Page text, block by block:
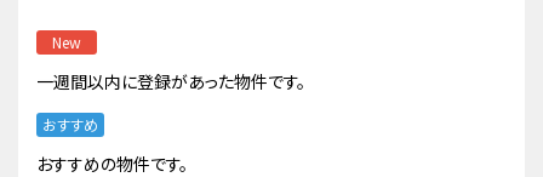
New
一週間以内に登録があった物件です。
おすすめ
おすすめの物件です。